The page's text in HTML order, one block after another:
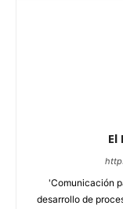
El
'Comunicación
desarrollo de